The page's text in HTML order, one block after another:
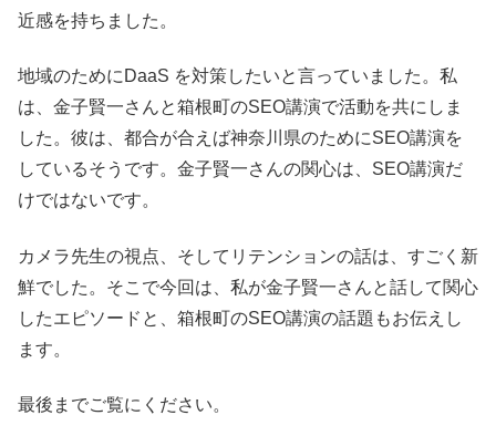
近感を持ちました。
地域のためにDaaS を対策したいと言っていました。私
は、金子賢一さんと箱根町のSEO講演で活動を共にしま
した。彼は、都合が合えば神奈川県のためにSEO講演を
しているそうです。金子賢一さんの関心は、SEO講演だ
けではないです。
カメラ先生の視点、そしてリテンションの話は、すごく新
鮮でした。そこで今回は、私が金子賢一さんと話して関心
したエピソードと、箱根町のSEO講演の話題もお伝えし
ます。
最後までご覧にください。